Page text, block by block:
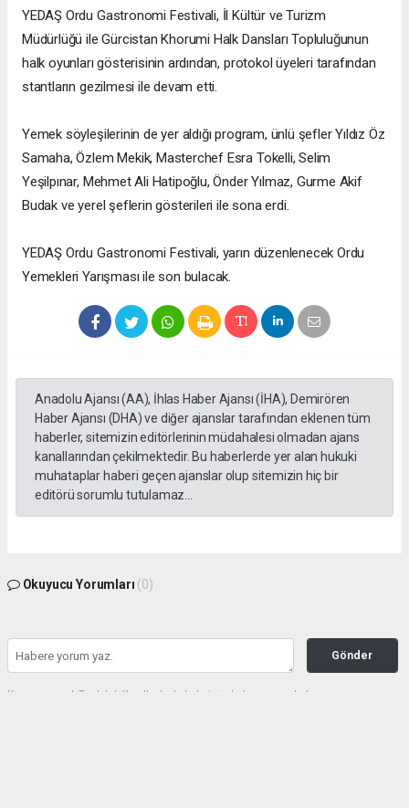
YEDAŞ Ordu Gastronomi Festivali, İl Kültür ve Turizm
Müdürlüğü ile Gürcistan Khorumi Halk Dansları Topluluğunun
halk oyunları gösterisinin ardından, protokol üyeleri tarafından
stantların gezilmesi ile devam etti.
Yemek söyleşilerinin de yer aldığı program, ünlü şefler Yıldız Öz
Samaha, Özlem Mekik, Masterchef Esra Tokelli, Selim
Yeşilpınar, Mehmet Ali Hatipoğlu, Önder Yılmaz, Gurme Akif
Budak ve yerel şeflerin gösterileri ile sona erdi.
YEDAŞ Ordu Gastronomi Festivali, yarın düzenlenecek Ordu
Yemekleri Yarışması ile son bulacak.
Anadolu Ajansı (AA), İhlas Haber Ajansı (İHA), Demirören
Haber Ajansı (DHA) ve diğer ajanslar tarafından eklenen tüm
haberler, sitemizin editörlerinin müdahalesi olmadan ajans
kanallarından çekilmektedir. Bu haberlerde yer alan hukuki
muhataplar haberi geçen ajanslar olup sitemizin hiç bir
editörü sorumlu tutulamaz...
Okuyucu Yorumları (0)
Gönder
Yorum yazarak Topluluk Kuralları’nı kabul etmiş bulunuyor ve haberunye.com